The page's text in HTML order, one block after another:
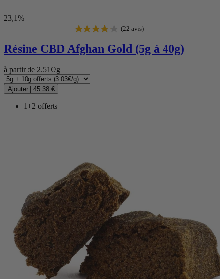
(15 avis)
23,1%
Résine CBD Afghan Gold (5g à 40g)
à partir de 2.51€/g
Ajouter 45.38 €
1+2 offerts